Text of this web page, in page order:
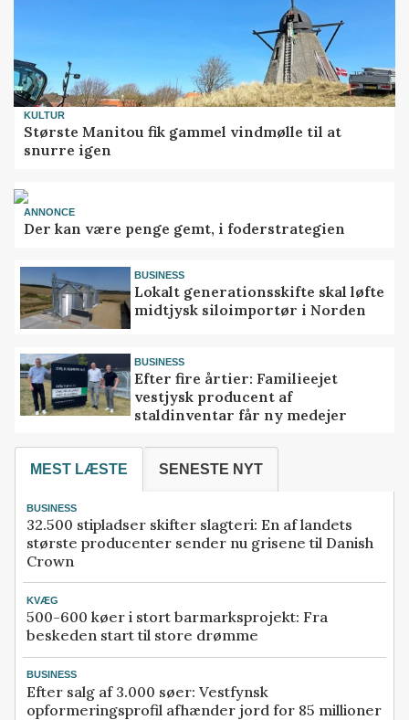
KULTUR
Største Manitou fik gammel vindmølle til at
snurre igen
ANNONCE
Der kan være penge gemt, i foderstrategien
BUSINESS
Lokalt generationsskifte skal løfte
midtjysk siloimportør i Norden
BUSINESS
Efter fire årtier: Familieejet
vestjysk producent af
staldinventar får ny medejer
MEST LÆSTE SENESTE NYT
BUSINESS
32.500 stipladser skifter slagteri: En af landets
største producenter sender nu grisene til Danish
Crown
KVÆG
500-600 køer i stort barmarksprojekt: Fra
beskeden start til store drømme
BUSINESS
Efter salg af 3.000 søer: Vestfynsk
opformeringsprofil afhænder jord for 85 millioner